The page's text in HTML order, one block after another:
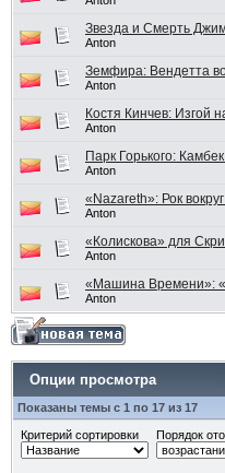
Звезда и Смерть
Anton
Земфира: Вендетта
Anton
Костя Кинчев: Изгой
Anton
Парк Горького:
Anton
«Nazareth»: Рок
Anton
«Колискова» для
Anton
«Машина Времени»:
Anton
Опции просмотра
Показаны темы с 1 по 17 из 17
Критерий сортировки Порядок